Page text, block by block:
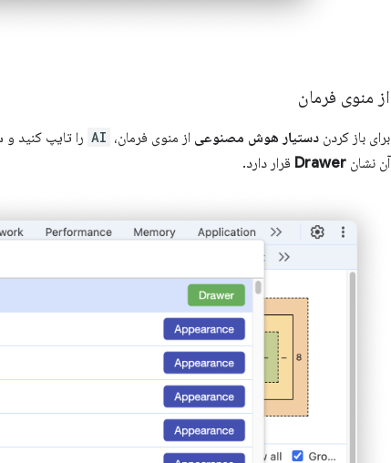
از منوی فرمان
برای باز کردن دستیار هوش مصنوعی از منوی فرمان، AI را تایپ کنید
آن نشان Drawer قرار دارد.